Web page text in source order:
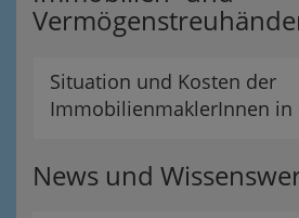
Situation und Kosten der
ImmobilienmaklerInnen in
News und